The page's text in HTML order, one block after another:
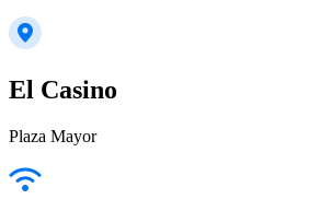
El Casino
Plaza Mayor